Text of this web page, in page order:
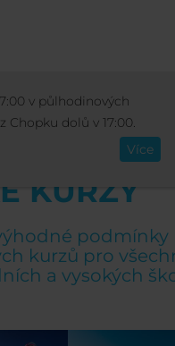
LYŽAŘSKÉ
KURZY
podmínky
kurzů pro
a vysokých
v půlhodinových
Chopku dolů v 17:00.
Více